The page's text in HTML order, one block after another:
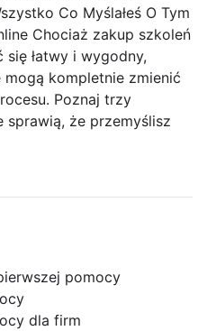
Co Myślałeś O Tym
Chociaż zakup szkoleń
się łatwy i wygodny,
kompletnie zmienić
Poznaj trzy
że przemyślisz
pomocy
dla firm